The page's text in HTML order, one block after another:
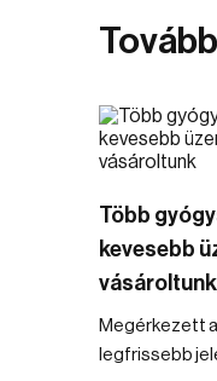
Több
kevesebb
vásároltunk
Megérkezett a
legfrissebb